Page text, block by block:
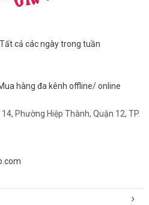
cả các ngày trong tuần
hàng đa kênh offline/ online
Phường Hiệp Thành, Quận 12, TP.